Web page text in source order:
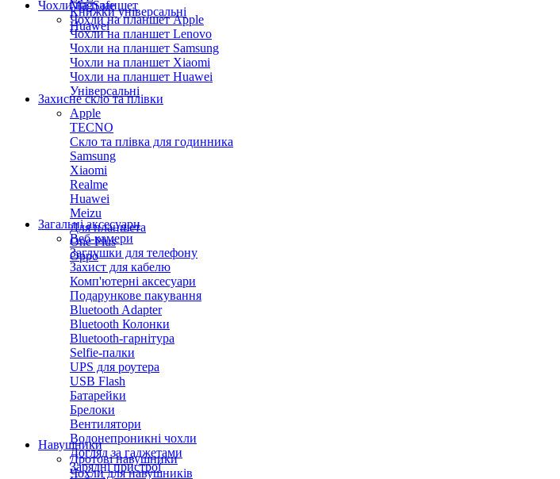
MagSafe
Книжки універсальні
Huawei
Чохли на планшет
Чохли на планшет Apple
Чохли на планшет Lenovo
Чохли на планшет Samsung
Чохли на планшет Xiaomi
Чохли на планшет Huawei
Універсальні
Захисне скло та плівки
Apple
TECNO
Скло та плівка для годинника
Samsung
Xiaomi
Realme
Huawei
Meizu
Для планшета
One Plus
Oppo
Загальні аксесуари
Веб-камери
Заглушки для телефону
Захист для кабелю
Комп'ютерні аксесуари
Подарункове пакування
Bluetooth Adapter
Bluetooth Колонки
Bluetooth-гарнітура
Selfie-палки
UPS для роутера
USB Flash
Батарейки
Брелоки
Вентилятори
Водонепроникні чохли
Догляд за гаджетами
Зарядні пристрої
Навушники
Дротові навушники
Чохли для навушників